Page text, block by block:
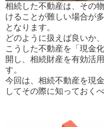
相続した不動産は、その
けることが難しい場合が
となります。
どのように扱えば良いか
こうした不動産を「現金
開し、相続財産を有効活
す。
今回は、相続不動産を現
してその際に知っておく